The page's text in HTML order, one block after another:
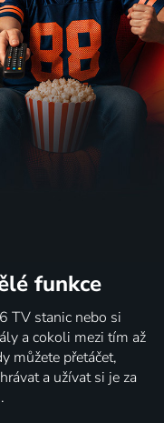
funkce
TV stanic nebo si
a cokoli mezi tím až
můžete přetáčet,
a užívat si je za